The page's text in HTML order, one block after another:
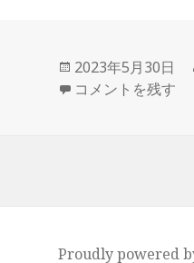
投
稿
2023年5月30日
無利息期間が存
コメントを残す
Proudly powered